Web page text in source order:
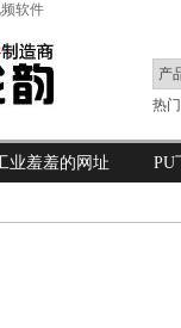
软件
热门
业羞羞的网址 PU